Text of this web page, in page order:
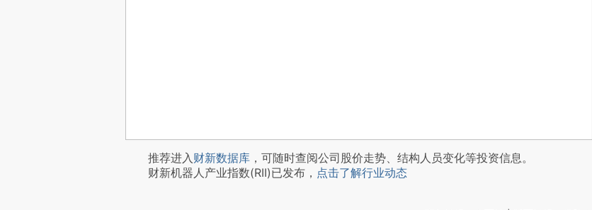
推荐进入财新数据库 ，可随时查阅公司股价走势、结构人员变化等投资信息。
财新机器人产业指数(RII)已发布， 点击了解行业动态